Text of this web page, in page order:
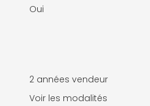
Oui
2 années vendeur
Voir les modalités